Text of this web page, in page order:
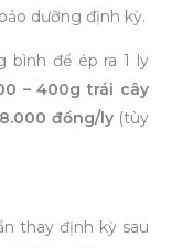
dưỡng định kỳ.
bình để ép ra 1 ly
– 400g trái cây
đồng/ly(tùy
thay định kỳ sau